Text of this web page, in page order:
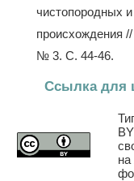
чистопородных
происхождения
№ 3. С. 44-46.
Ссылка для